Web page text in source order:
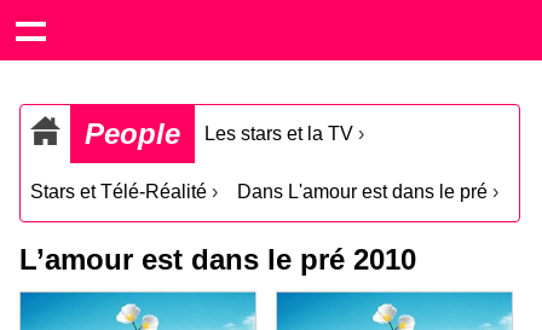
People Les stars et la TV ›
Stars et Télé-Réalité › Dans L'amour est dans le pré ›
L’amour est dans le pré 2010